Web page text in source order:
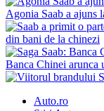
Agonia Saab a ajuns
din bani de la chinezi
Banca Chinei arunca
Auto.ro